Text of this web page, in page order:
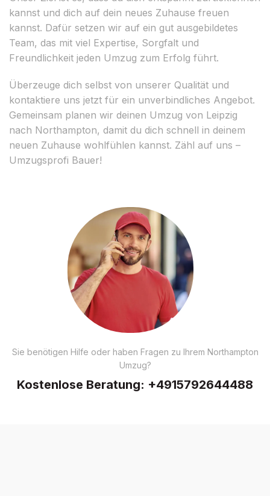
kannst und dich auf dein neues Zuhause freuen
kannst. Dafür setzen wir auf ein gut ausgebildetes
Team, das mit viel Expertise, Sorgfalt und
Freundlichkeit jeden Umzug zum Erfolg führt.
Überzeuge dich selbst von unserer Qualität und
kontaktiere uns jetzt für ein unverbindliches Angebot.
Gemeinsam planen wir deinen Umzug von Leipzig
nach Northampton, damit du dich schnell in deinem
neuen Zuhause wohlfühlen kannst. Zähl auf uns –
Umzugsprofi Bauer!
Sie benötigen Hilfe oder haben Fragen zu Ihrem Northampton
Umzug?
Kostenlose Beratung: +4915792644488